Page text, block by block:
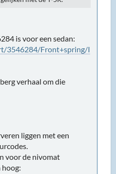
is voor een sedan:
3546284/Front+spring/I
verhaal om die
liggen met een
voor de nivomat
hoog: